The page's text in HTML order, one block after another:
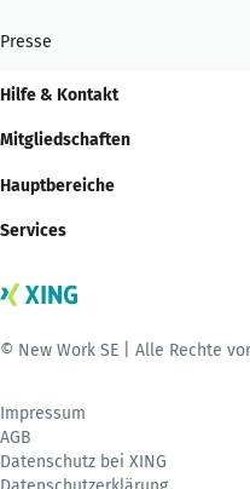
Presse
Hilfe & Kontakt
Mitgliedschaften
Hauptbereiche
Services
© New Work SE | Alle Rechte
Impressum
AGB
Datenschutz bei XING